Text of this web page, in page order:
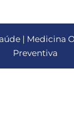
| Medicina
Preventiva